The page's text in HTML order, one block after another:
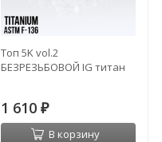
Топ 5K vol.2
БЕЗРЕЗЬБОВОЙ IG титан
1 610 ₽
В корзину